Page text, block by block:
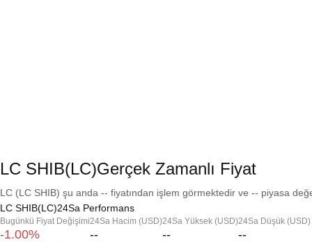
LC SHIB(LC)Gerçek Zamanlı Fiyat
LC (LC SHIB) şu anda -- fiyatından işlem görmektedir ve -- piyasa
LC SHIB(LC)24Sa Performans
Bugünkü Fiyat Değişimi
-1.00%
24Sa Hacim (USD)
--
24Sa Yüksek (USD)
--
24Sa Düşük (USD)
--